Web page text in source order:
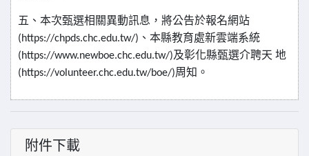
五、本次甄選相關異動訊息，將公告於報名網站
(https://chpds.chc.edu.tw/) 、本縣教育處新雲端系統
(https://www.newboe.chc.edu.tw/)及彰化縣甄選介聘天 地
(https://volunteer.chc.edu.tw/boe/)周知。
附件下載